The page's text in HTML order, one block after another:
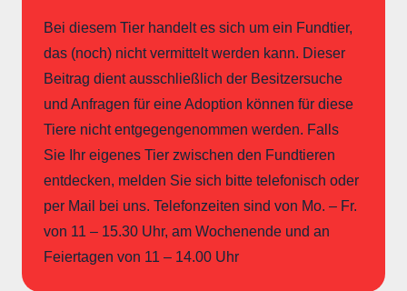
Bei diesem Tier handelt es sich um ein Fundtier,
das (noch) nicht vermittelt werden kann. Dieser
Beitrag dient ausschließlich der Besitzersuche
und Anfragen für eine Adoption können für diese
Tiere nicht entgegengenommen werden. Falls
Sie Ihr eigenes Tier zwischen den Fundtieren
entdecken, melden Sie sich bitte telefonisch oder
per Mail bei uns. Telefonzeiten sind von Mo. – Fr.
von 11 – 15.30 Uhr, am Wochenende und an
Feiertagen von 11 – 14.00 Uhr